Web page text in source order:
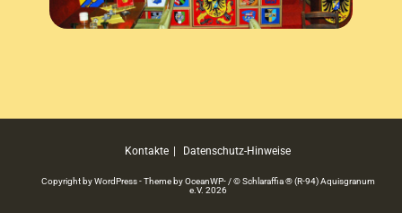
Kontakte Datenschutz-Hinweise
Copyright by WordPress - Theme by OceanWP- / © Schlaraffia ® (R-94) Aquisgranum
e.V. 2026